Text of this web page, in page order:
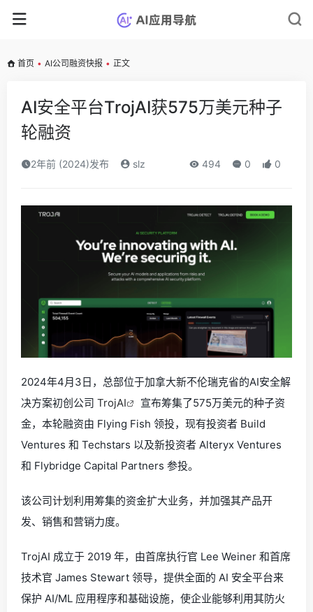
首页 • AI公司融资快报 • 正文
AI安全平台TrojAI获575万美元种子
轮融资
2年前 (2024)发布 slz 494 0 0
2024年4月3日，总部位于加拿大新不伦瑞克省的AI安全解
决方案初创公司 TrojAI
宣布筹集了575万美元的种子资
金，本轮融资由 Flying Fish 领投，现有投资者 Build
Ventures 和 Techstars 以及新投资者 Alteryx Ventures
和 Flybridge Capital Partners 参投。
该公司计划利用筹集的资金扩大业务，并加强其产品开
发、销售和营销力度。
TrojAI 成立于 2019 年，由首席执行官 Lee Weiner 和首席
技术官 James Stewart 领导，提供全面的 AI 安全平台来
保护 AI/ML 应用程序和基础设施，使企业能够利用其防火